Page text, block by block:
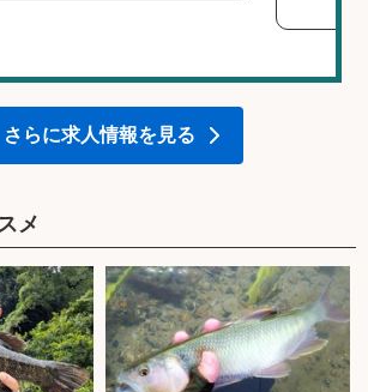
さらに求人情報を見る
メ